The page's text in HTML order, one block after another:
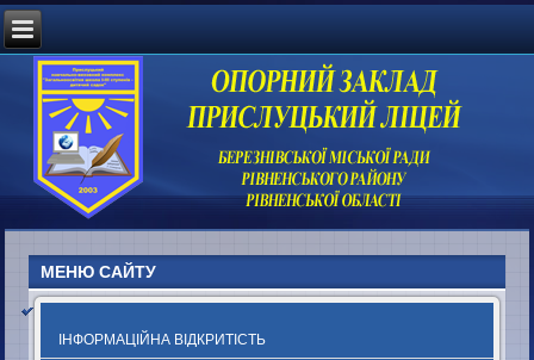
МЕНЮ САЙТУ
ІНФОРМАЦІЙНА ВІДКРИТІСТЬ